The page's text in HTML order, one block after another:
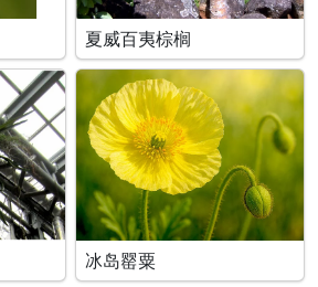
夏威百夷棕榈
冰岛罂粟